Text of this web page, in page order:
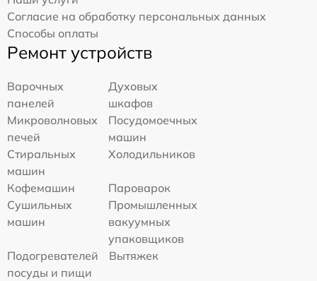
Согласие на обработку персональных данных
Способы оплаты
Ремонт устройств
Варочных
панелей
Духовых
шкафов
Микроволновых
печей
Посудомоечных
машин
Стиральных
машин
Холодильников
Кофемашин
Пароварок
Сушильных
машин
Промышленных
вакуумных
упаковщиков
Подогревателей
посуды и пищи
Вытяжек